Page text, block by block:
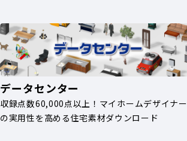
データセンター
収録点数60,000点以上！マイホームデザイナー
の実用性を高める住宅素材ダウンロード